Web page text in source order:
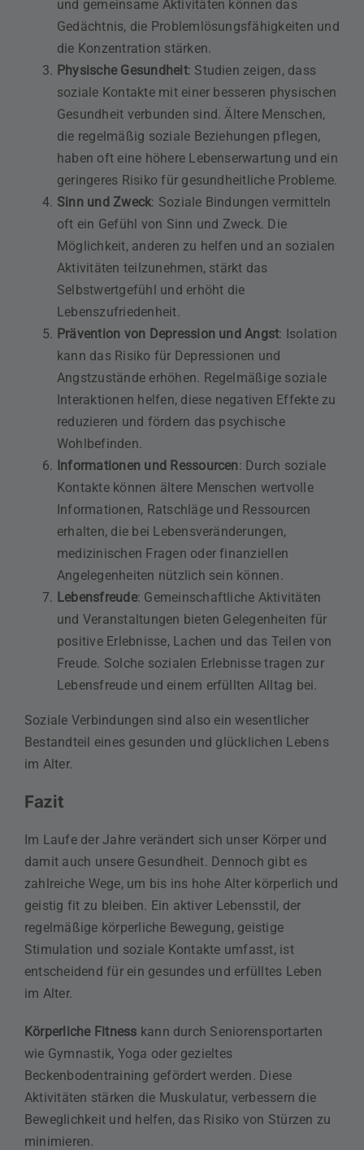
und gemeinsame Aktivitäten können das
Gedächtnis, die Problemlösungsfähigkeiten und
die Konzentration stärken.
Physische Gesundheit: Studien zeigen, dass
soziale Kontakte mit einer besseren physischen
Gesundheit verbunden sind. Ältere Menschen,
die regelmäßig soziale Beziehungen pflegen,
haben oft eine höhere Lebenserwartung und ein
geringeres Risiko für gesundheitliche Probleme.
Sinn und Zweck: Soziale Bindungen vermitteln
oft ein Gefühl von Sinn und Zweck. Die
Möglichkeit, anderen zu helfen und an sozialen
Aktivitäten teilzunehmen, stärkt das
Selbstwertgefühl und erhöht die
Lebenszufriedenheit.
Prävention von Depression und Angst: Isolation
kann das Risiko für Depressionen und
Angstzustände erhöhen. Regelmäßige soziale
Interaktionen helfen, diese negativen Effekte zu
reduzieren und fördern das psychische
Wohlbefinden.
Informationen und Ressourcen: Durch soziale
Kontakte können ältere Menschen wertvolle
Informationen, Ratschläge und Ressourcen
erhalten, die bei Lebensveränderungen,
medizinischen Fragen oder finanziellen
Angelegenheiten nützlich sein können.
Lebensfreude: Gemeinschaftliche Aktivitäten
und Veranstaltungen bieten Gelegenheiten für
positive Erlebnisse, Lachen und das Teilen von
Freude. Solche sozialen Erlebnisse tragen zur
Lebensfreude und einem erfüllten Alltag bei.
Soziale Verbindungen sind also ein wesentlicher
Bestandteil eines gesunden und glücklichen Lebens
im Alter.
Fazit
Im Laufe der Jahre verändert sich unser Körper und
damit auch unsere Gesundheit. Dennoch gibt es
zahlreiche Wege, um bis ins hohe Alter körperlich und
geistig fit zu bleiben. Ein aktiver Lebensstil, der
regelmäßige körperliche Bewegung, geistige
Stimulation und soziale Kontakte umfasst, ist
entscheidend für ein gesundes und erfülltes Leben
im Alter.
Körperliche Fitness kann durch Seniorensportarten
wie Gymnastik, Yoga oder gezieltes
Beckenbodentraining gefördert werden. Diese
Aktivitäten stärken die Muskulatur, verbessern die
Beweglichkeit und helfen, das Risiko von Stürzen zu
minimieren.